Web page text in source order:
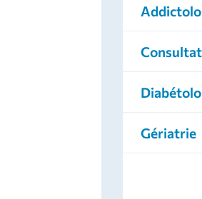
Gériatrie